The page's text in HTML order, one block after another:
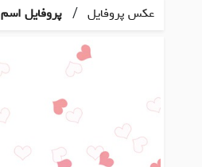
عکس پروفایل / پروفایل اسم